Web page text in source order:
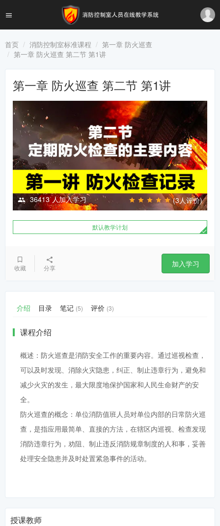
首页 消防控制室标准课程
第一章 防火巡查
第一章 防火巡查 第二节 第1讲
第一章 防火巡查 第二节 第1讲
36413 人加入学习 (3人评价)
默认教学计划
收藏 分享 加入学习
介绍 目录 笔记 (5) 评价 (3)
课程介绍
概述：防火巡查是消防安全工作的重要内容。通过巡视检查，
可以及时发现、消除火灾隐患，纠正、制止违章行为，避免和
减少火灾的发生，最大限度地保护国家和人民生命财产的安
全。
防火巡查的概念：单位消防值班人员对单位内部的日常防火巡
查，是指应用最简单、直接的方法，在辖区内巡视、检查发现
消防违章行为，劝阻、制止违反消防规章制度的人和事，妥善
处理安全隐患并及时处置紧急事件的活动。
授课教师